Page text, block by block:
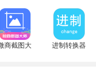
在购房过程中清楚每一
额外的保障，让客户在
1.2.2 安卓
版
2.17.0 最新
版
商截图大
进制转换器